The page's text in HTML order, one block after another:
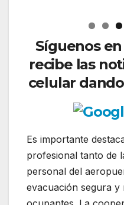
Síguenos
recibe las
celular
Es importante
profesional tanto de
personal del
evacuación segura y